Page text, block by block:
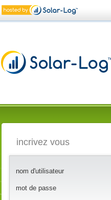
incrivez vous
nom d'utilisateur
mot de passe